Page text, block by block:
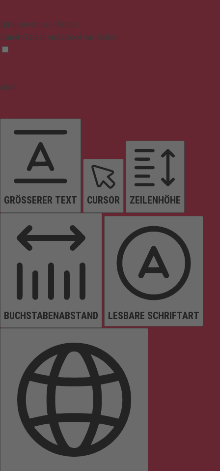
Epilepsie-sicherer Modus
Dämpft Farben und stoppt das Blinken
Inhalt
GRÖSSERER TEXT CURSOR ZEILENHÖHE
BUCHSTABENABSTAND LESBARE SCHRIFTART